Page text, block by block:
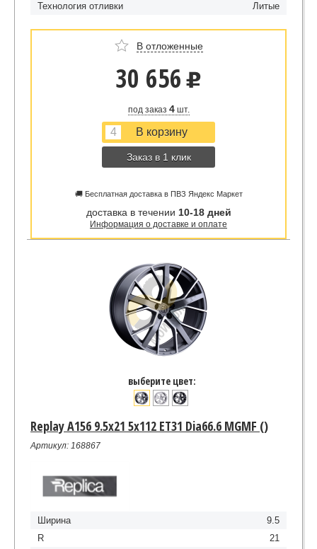
Технология отливки
Литые
В отложенные
30 656 u
под заказ 4шт.
Заказ в 1 клик
🚚 Бесплатная доставка в ПВЗ Яндекс Маркет
доставка в течении 10-18 дней
Информация о доставке и оплате
выберите цвет:
Replay A156 9.5x21 5x112 ET31 Dia66.6 MGMF ()
Артикул: 168867
Ширина
9.5
R
21